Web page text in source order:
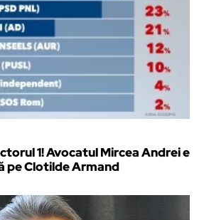
1! Avocatul Mircea Andrei e
pe Clotilde Armand